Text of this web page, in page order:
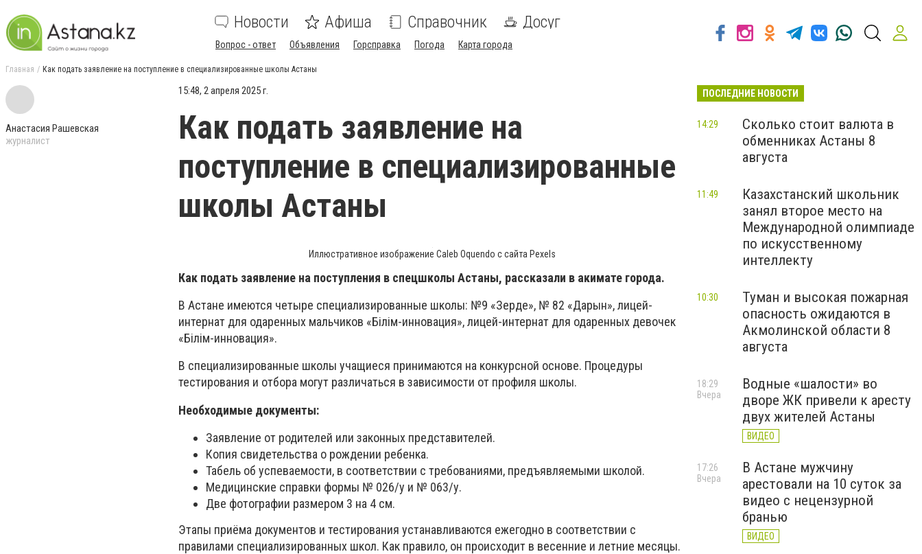
Новости Афиша Справочник Досуг
Вопрос - ответ Объявления Горсправка Погода Карта города
Главная Как подать заявление на поступление в специализированные школы Астаны
Анастасия Рашевская
журналист
15:48, 2 апреля 2025 г.
Как подать заявление на
поступление в специализированные
школы Астаны
Иллюстративное изображение Caleb Oquendo с сайта Рexels
Как подать заявление на поступления в спецшколы Астаны, рассказали в акимате города.
В Астане имеются четыре специализированные школы: №9 «Зерде», № 82 «Дарын», лицей-
интернат для одаренных мальчиков «Білім-инновация», лицей-интернат для одаренных девочек
«Білім-инновация».
В специализированные школы учащиеся принимаются на конкурсной основе. Процедуры
тестирования и отбора могут различаться в зависимости от профиля школы.
Необходимые документы:
Заявление от родителей или законных представителей.
Копия свидетельства о рождении ребенка.
Табель об успеваемости, в соответствии с требованиями, предъявляемыми школой.
Медицинские справки формы № 026/у и № 063/у.
Две фотографии размером 3 на 4 см.
Этапы приёма документов и тестирования устанавливаются ежегодно в соответствии с
правилами специализированных школ. Как правило, он происходит в весенние и летние месяцы.
ПОСЛЕДНИЕ НОВОСТИ
Сколько стоит валюта в
обменниках Астаны 8
августа
14:29
Казахстанский школьник
занял второе место на
Международной олимпиаде
по искусственному
интеллекту
11:49
Туман и высокая пожарная
опасность ожидаются в
Акмолинской области 8
августа
10:30
Водные «шалости» во
дворе ЖК привели к аресту
двух жителей Астаны
ВИДЕО
18:29
Вчера
В Астане мужчину
арестовали на 10 суток за
видео с нецензурной
бранью
ВИДЕО
17:26
Вчера